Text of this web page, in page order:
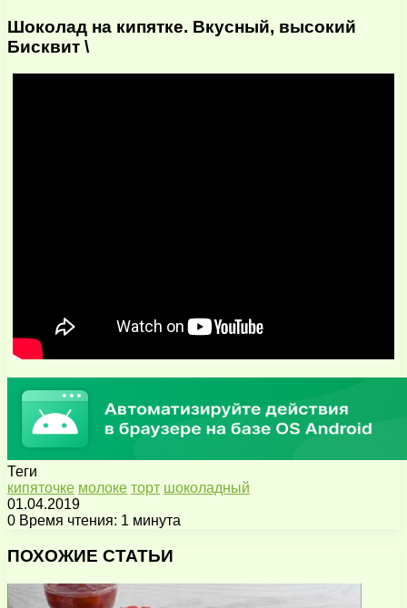
Шоколад на кипятке. Вкусный, высокий
Бисквит \
Теги
кипяточке молоке торт шоколадный
01.04.2019
0 Время чтения: 1 минута
через
почту
ПОХОЖИЕ СТАТЬИ